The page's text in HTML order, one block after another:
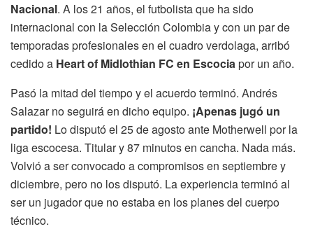
Nacional. A los 21 años, el futbolista que ha sido
internacional con la Selección Colombia y con un par de
temporadas profesionales en el cuadro verdolaga, arribó
cedido a Heart of Midlothian FC en Escociapor un año.
Pasó la mitad del tiempo y el acuerdo terminó. Andrés
Salazar no seguirá en dicho equipo. ¡Apenas jugó un
partido! Lo disputó el 25 de agosto ante Motherwell por la
liga escocesa. Titular y 87 minutos en cancha. Nada más.
Volvió a ser convocado a compromisos en septiembre y
diciembre, pero no los disputó. La experiencia terminó al
ser un jugador que no estaba en los planes del cuerpo
técnico.